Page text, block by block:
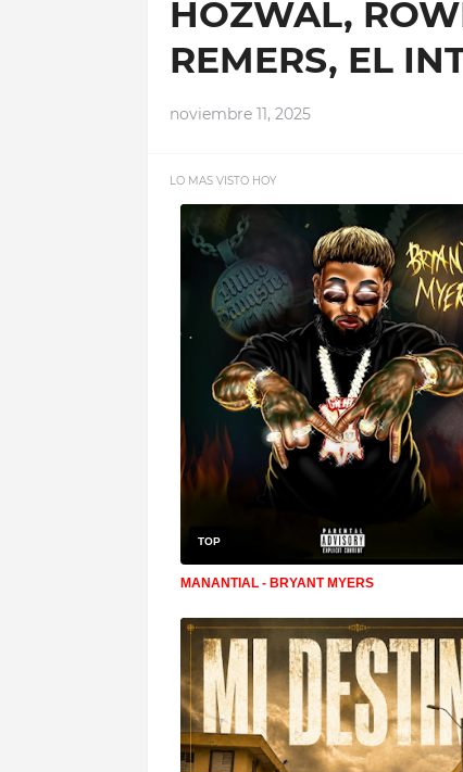
HOZWAL,
REMERS, EL
noviembre 11, 2025
LO MAS VISTO HOY
TOP
MANANTIAL - BRYANT MYERS